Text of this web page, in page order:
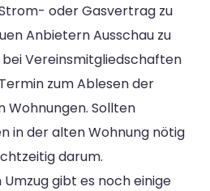
oder Gasvertrag zu
Anbietern Ausschau zu
Vereinsmitgliedschaften
zum Ablesen der
Wohnungen. Sollten
in der alten Wohnung nötig
darum.
gibt es noch einige